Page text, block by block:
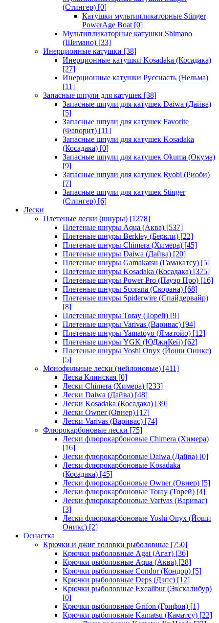
(Стингер) [0]
Катушки мультипликаторные Stinger
PowerAge Boat [0]
Мультипликаторные катушки Shimano
(Шимано) [33]
Инерционные катушки [38]
Инерционные катушки Kosadaka (Косадака)
[27]
Инерционные катушки Русснасть (Нельма)
[11]
Запасные шпули для катушек [38]
Запасные шпули для катушек Daiwa (Дайва)
[5]
Запасные шпули для катушек Favorite
(Фаворит) [11]
Запасные шпули для катушек Kosadaka
(Косадака) [0]
Запасные шпули для катушек Okuma (Окума)
[9]
Запасные шпули для катушек Ryobi (Риоби)
[7]
Запасные шпули для катушек Stinger
(Стингер) [6]
Лески
Плетеные лески (шнуры) [1278]
Плетеные шнуры Aqua (Аква) [537]
Плетеные шнуры Berkley (Беркли) [22]
Плетеные шнуры Chimera (Химера) [45]
Плетеные шнуры Daiwa (Дайва) [20]
Плетеные шнуры Gamakatsu (Гамакатсу) [5]
Плетеные шнуры Kosadaka (Косадака) [375]
Плетеные шнуры Power Pro (Пауэр Про) [16]
Плетеные шнуры Scorana (Скорана) [68]
Плетеные шнуры Spiderwire (Спайдервайр)
[8]
Плетеные шнуры Toray (Торей) [9]
Плетеные шнуры Varivas (Варивас) [94]
Плетеные шнуры Yamatoyo (Яматойо) [12]
Плетеные шнуры YGK (ЮДжиКей) [62]
Плетеные шнуры Yoshi Onyx (Йоши Оникс)
[5]
Монофильные лески (нейлоновые) [411]
Леска Клинская [0]
Лески Chimera (Химера) [233]
Лески Daiwa (Дайва) [48]
Лески Kosadaka (Косадака) [39]
Лески Owner (Овнер) [17]
Лески Varivas (Варивас) [74]
Флюрокарбоновые лески [75]
Лески флюрокарбоновые Chimera (Химера)
[16]
Лески флюрокарбоновые Daiwa (Дайва) [0]
Лески флюрокарбоновые Kosadaka
(Косадака) [45]
Лески флюрокарбоновые Owner (Овнер) [5]
Лески флюрокарбоновые Toray (Торей) [4]
Лески флюрокарбоновые Varivas (Варивас)
[3]
Лески флюрокарбоновые Yoshi Onyx (Йоши
Оникс) [2]
Оснастка
Крючки и джиг головки рыболовные [750]
Крючки рыболовные Agat (Агат) [36]
Крючки рыболовные Aqua (Аква) [28]
Крючки рыболовные Condor (Кондор) [5]
Крючки рыболовные Deps (Дэпс) [12]
Крючки рыболовные Excalibur (Экскалибур)
[0]
Крючки рыболовные Grifon (Грифон) [1]
Крючки рыболовные Kamatsu (Каматсу) [22]